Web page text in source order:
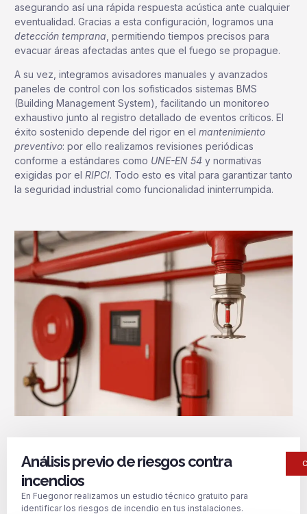
asegurando así una rápida respuesta acústica ante cualquier
eventualidad. Gracias a esta configuración, logramos una
detección temprana , permitiendo tiempos precisos para
evacuar áreas afectadas antes que el fuego se propague.
A su vez, integramos avisadores manuales y avanzados
paneles de control con los sofisticados sistemas BMS
(Building Management System), facilitando un monitoreo
exhaustivo junto al registro detallado de eventos críticos. El
éxito sostenido depende del rigor en el mantenimiento
preventivo: por ello realizamos revisiones periódicas
conforme a estándares como UNE-EN 54 y normativas
exigidas por el RIPCI. Todo esto es vital para garantizar tanto
la seguridad industrial como funcionalidad ininterrumpida.
Análisis previo de riesgos contra
incendios
En Fuegonor realizamos un estudio técnico gratuito para
identificar los riesgos de incendio en tus instalaciones.